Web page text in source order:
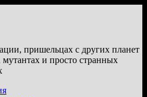
пришельцах с других планет
и просто странных